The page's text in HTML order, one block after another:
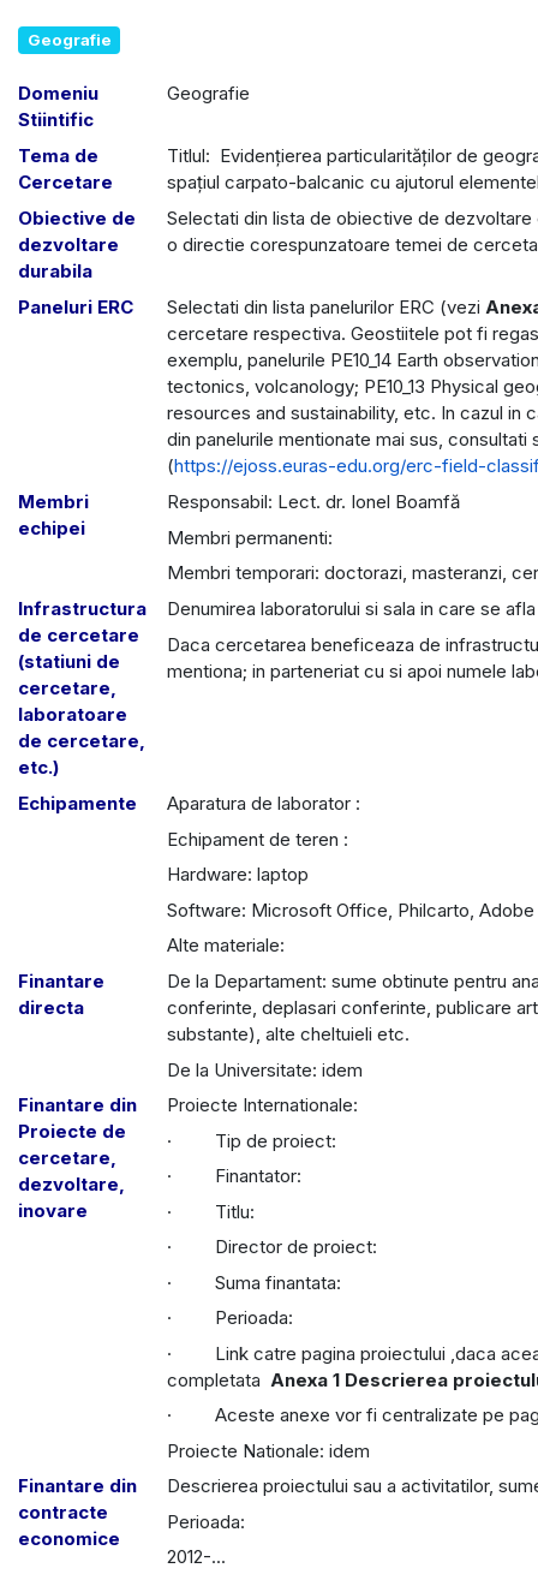
Geografie
Domeniu
Stiintific
Geografie
Tema de
Cercetare
Titlul: Evidenţierea particularităţilor de
spaţiul carpato-balcanic cu ajutorul
Obiective de
dezvoltare
durabila
Selectati din lista de obiective de dezvoltare
o directie corespunzatoare temei de
Paneluri ERC Selectati din lista panelurilor ERC (vezi
cercetare respectiva. Geostiitele pot fi
exemplu, panelurile PE10_14 Earth
tectonics, volcanology; PE10_13 Physical
resources and sustainability, etc. In cazul in
din panelurile mentionate mai sus,
(https://ejoss.euras-edu.org/erc-field-
Membri
echipei
Responsabil: Lect. dr. Ionel Boamfă
Membri permanenti:
Membri temporari: doctorazi, masteranzi,
Infrastructura
de cercetare
(statiuni de
cercetare,
laboratoare
de cercetare,
etc.)
Denumirea laboratorului si sala in care se afla
Daca cercetarea beneficeaza de
mentiona; in parteneriat cu si apoi numele
Echipamente
Aparatura de laborator :
Echipament de teren :
Hardware: laptop
Software: Microsoft Office, Philcarto, Adobe
Alte materiale:
Finantare
directa
De la Departament: sume obtinute pentru
conferinte, deplasari conferinte, publicare
substante), alte cheltuieli etc.
De la Universitate: idem
Finantare din
Proiecte de
cercetare,
dezvoltare,
inovare
Proiecte Internationale:
· Tip de proiect:
· Finantator:
· Titlu:
· Director de proiect:
· Suma finantata:
· Perioada:
· Link catre pagina proiectului ,daca
completata Anexa 1 Descrierea
· Aceste anexe vor fi centralizate pe
Proiecte Nationale: idem
Finantare din
contracte
economice
Descrierea proiectului sau a activitatilor,
Perioada:
2012-...